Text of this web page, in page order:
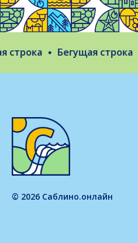
Бегущая строка
© 2026 Саблино.онлайн